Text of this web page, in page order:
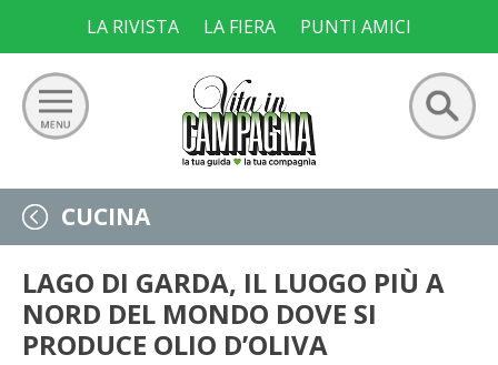
content
LA RIVISTA LA FIERA PUNTI AMICI
Ricerca
per:
GIARDINO
ORTO
FRUTTETO
CUCINA
LAGO DI GARDA, IL LUOGO PIÙ A
NORD DEL MONDO DOVE SI
PRODUCE OLIO D’OLIVA